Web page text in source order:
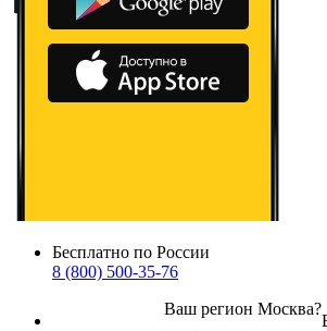
Бесплатно по России
8 (800) 500-35-76
Ваш регион Москва?